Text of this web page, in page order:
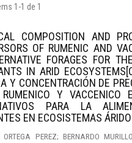
1-1 de 1
COMPOSITION AND
OF RUMENIC AND
FORAGES FOR
IN ARID
Y CONCENTRACIÓN DE
Y VACCENICO
PARA LA
EN ECOSISTEMAS
ORTEGA PEREZ; BERNARDO